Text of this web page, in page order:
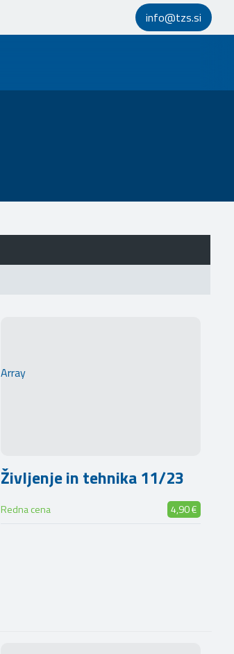
info@tzs.si
Array
Življenje in tehnika 11/23
Redna cena 4,90 €